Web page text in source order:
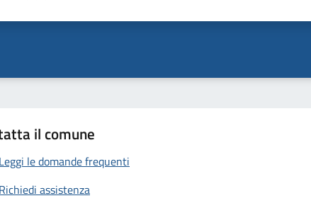
il comune
Leggi le domande frequenti
Richiedi assistenza